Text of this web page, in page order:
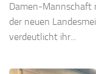
Damen-Mannschaft
der neuen
verdeutlicht ihr...